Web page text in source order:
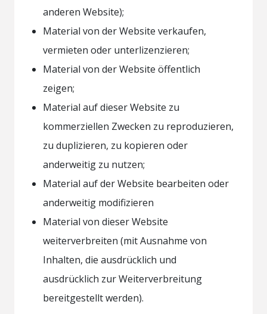
anderen Website);
Material von der Website verkaufen,
vermieten oder unterlizenzieren;
Material von der Website öffentlich
zeigen;
Material auf dieser Website zu
kommerziellen Zwecken zu reproduzieren,
zu duplizieren, zu kopieren oder
anderweitig zu nutzen;
Material auf der Website bearbeiten oder
anderweitig modifizieren
Material von dieser Website
weiterverbreiten (mit Ausnahme von
Inhalten, die ausdrücklich und
ausdrücklich zur Weiterverbreitung
bereitgestellt werden).